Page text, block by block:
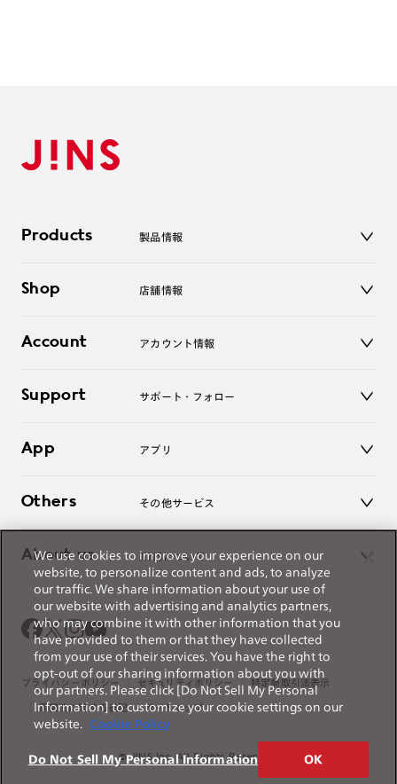
Products 製品情報
サングラス
コンタクトレンズ
アクセサリー
Shop 店舗情報
オンラインショップ
Account アカウント情報
ログアウト
Support サポート・フォロー
よくあるご質問
お問い合わせ
App アプリ
Others その他サービス
レンズ交換
オンラインギフト
About us JINSについて
Magnify Life
会社概要
採用情報
法人のお客様
出店について
プライバシーポリシー セキュリティポリシー 特定商取引法表示
薬機法に関する表記 サイトマップ
© JINS Inc. All Rights Reserved.
We use cookies to improve your experience on our
website, to personalize content and ads, to analyze
our traffic. We share information about your use of
our website with advertising and analytics partners,
who may combine it with other information that you
have provided to them or that they have collected
from your use of their services. You have the right to
opt-out of our sharing information about you with
our partners. Please click [Do Not Sell My Personal
Information] to customize your cookie settings on our
website.
Cookie Policy
Do Not Sell My Personal Information OK